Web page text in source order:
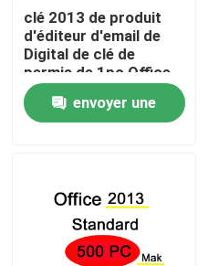
clé 2013 de produit
d'éditeur d'email de
Digital de clé de
permis de 1pc Office
2013
envoyer une